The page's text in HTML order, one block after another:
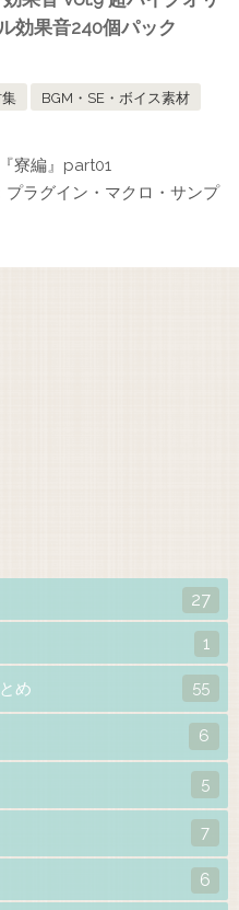
効果音240個パック
BGM・SE・ボイス素材
寮編』part01
ラグイン・マクロ・サンプ
27
1
め 55
6
5
7
6